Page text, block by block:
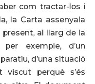
com tractar-los i
la Carta assenyala
al llarg de la
exemple, d’un
d’una situació
viscut perquè s’és